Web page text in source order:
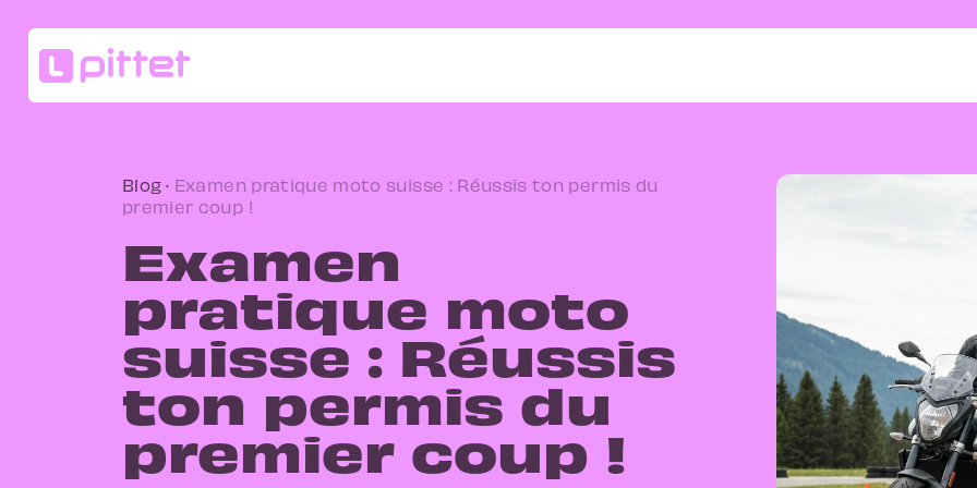
Blog · Examen pratique moto suisse : Réussis ton permis du
premier coup !
Examen
pratique moto
suisse : Réussis
ton permis du
premier coup !